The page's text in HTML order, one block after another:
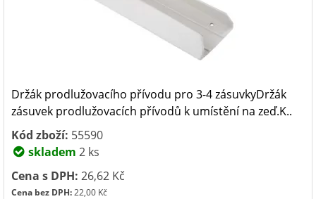
Držák prodlužovacího přívodu pro 3-4 zásuvkyDržák
zásuvek prodlužovacích přívodů k umístění na zeď.K..
Kód zboží: 55590
skladem 2 ks
Cena s DPH: 26,62 Kč
Cena bez DPH:22,00 Kč